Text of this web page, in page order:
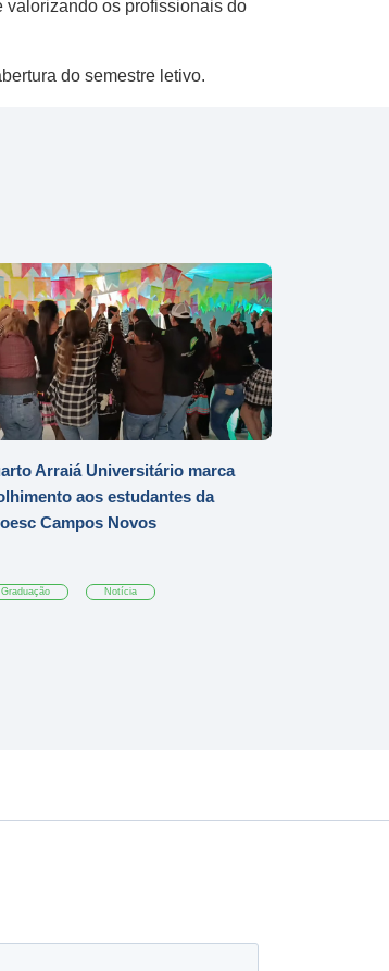
os profissionais do
do semestre letivo.
Arraiá Universitário marca
aos estudantes da
Campos Novos
Graduação Notícia